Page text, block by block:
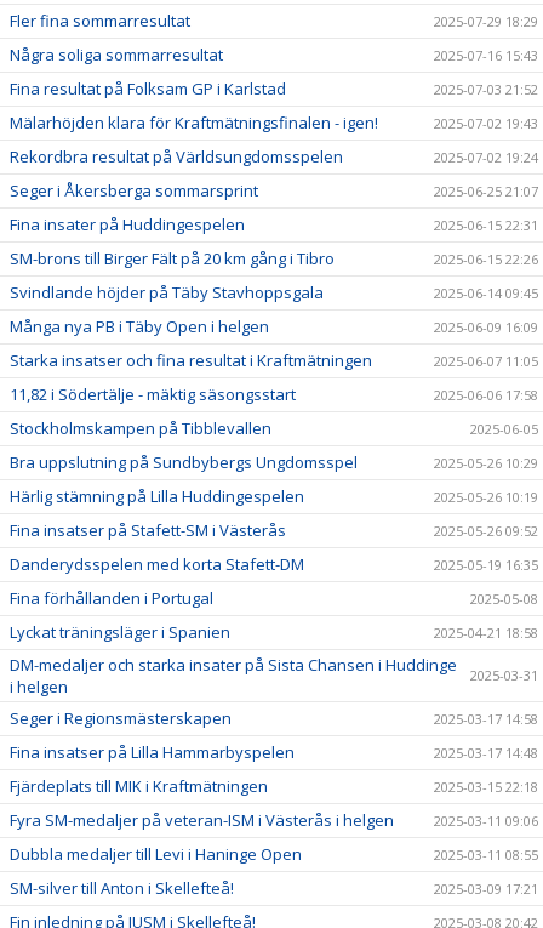
Fler fina sommarresultat 2025-07-29 18:29
Några soliga sommarresultat 2025-07-16 15:43
Fina resultat på Folksam GP i Karlstad 2025-07-03 21:52
Mälarhöjden klara för Kraftmätningsfinalen - igen! 2025-07-02 19:43
Rekordbra resultat på Världsungdomsspelen 2025-07-02 19:24
Seger i Åkersberga sommarsprint 2025-06-25 21:07
Fina insater på Huddingespelen 2025-06-15 22:31
SM-brons till Birger Fält på 20 km gång i Tibro 2025-06-15 22:26
Svindlande höjder på Täby Stavhoppsgala 2025-06-14 09:45
Många nya PB i Täby Open i helgen 2025-06-09 16:09
Starka insatser och fina resultat i Kraftmätningen 2025-06-07 11:05
11,82 i Södertälje - mäktig säsongsstart 2025-06-06 17:58
Stockholmskampen på Tibblevallen 2025-06-05
Bra uppslutning på Sundbybergs Ungdomsspel 2025-05-26 10:29
Härlig stämning på Lilla Huddingespelen 2025-05-26 10:19
Fina insatser på Stafett-SM i Västerås 2025-05-26 09:52
Danderydsspelen med korta Stafett-DM 2025-05-19 16:35
Fina förhållanden i Portugal 2025-05-08
Lyckat träningsläger i Spanien 2025-04-21 18:58
DM-medaljer och starka insater på Sista Chansen i Huddinge
i helgen
2025-03-31
Seger i Regionsmästerskapen 2025-03-17 14:58
Fina insatser på Lilla Hammarbyspelen 2025-03-17 14:48
Fjärdeplats till MIK i Kraftmätningen 2025-03-15 22:18
Fyra SM-medaljer på veteran-ISM i Västerås i helgen 2025-03-11 09:06
Dubbla medaljer till Levi i Haninge Open 2025-03-11 08:55
SM-silver till Anton i Skellefteå! 2025-03-09 17:21
Fin inledning på IUSM i Skellefteå! 2025-03-08 20:42